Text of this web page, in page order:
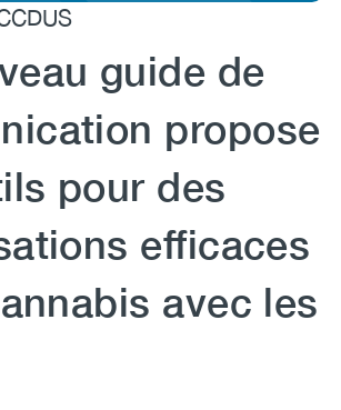
guide de
propose
pour des
efficaces
avec les